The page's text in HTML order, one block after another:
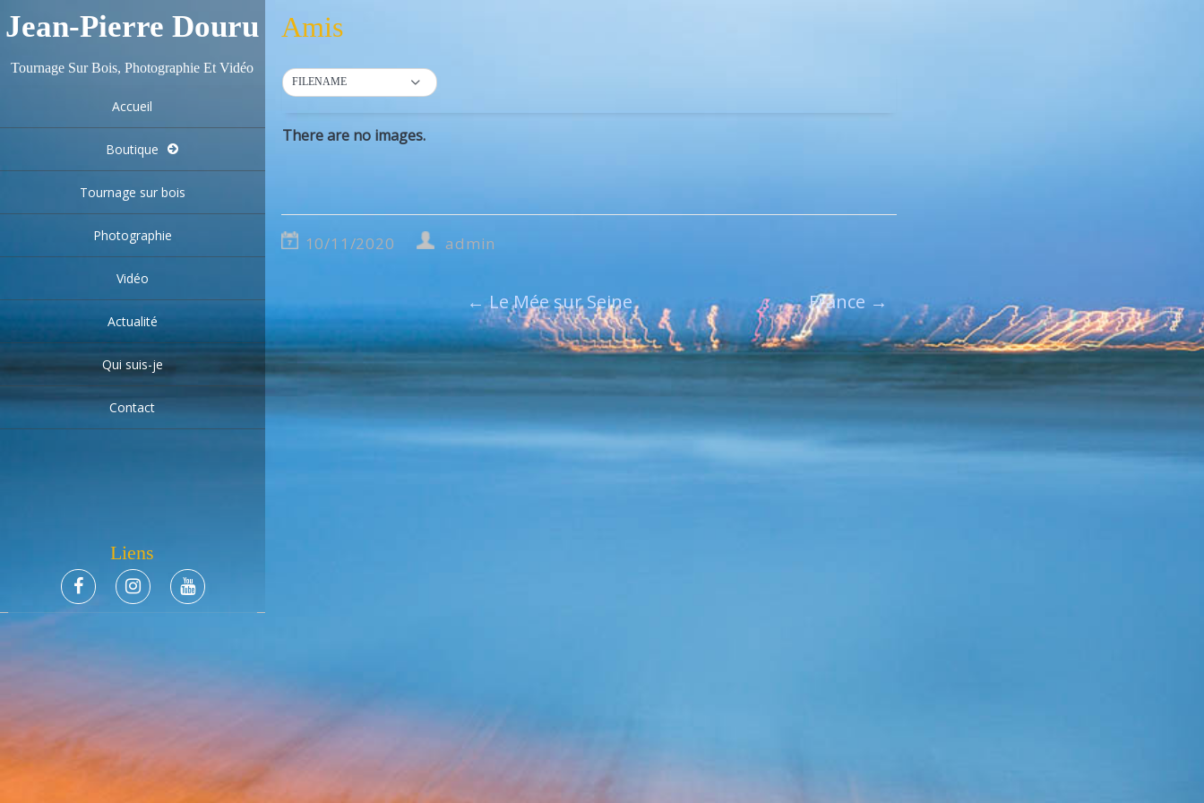
Jean-Pierre Douru
Tournage Sur Bois, Photographie Et Vidéo
Accueil
Boutique
Tournage sur bois
Photographie
Vidéo
Actualité
Qui suis-je
Contact
Liens
Amis
FILENAME
There are no images.
10/11/2020 admin
←Le Mée sur Seine France →